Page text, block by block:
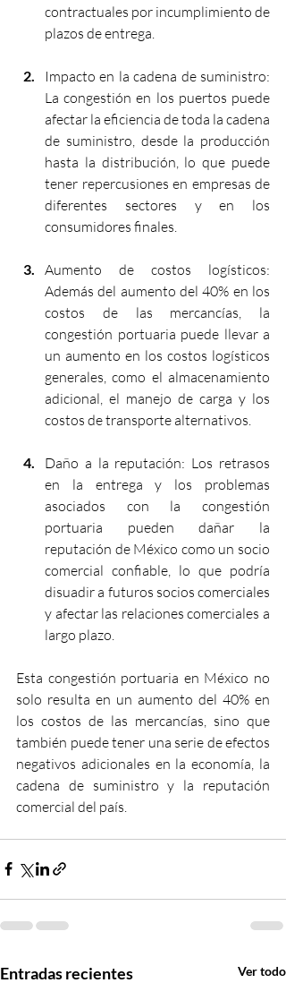
contractuales por incumplimiento de
plazos de entrega.
Impacto en la cadena de suministro:
La congestión en los puertos puede
afectar la eficiencia de toda la cadena
de suministro, desde la producción
hasta la distribución, lo que puede
tener repercusiones en empresas de
diferentes sectores y en los
consumidores finales.
Aumento de costos logísticos:
Además del aumento del 40% en los
costos de las mercancías, la
congestión portuaria puede llevar a
un aumento en los costos logísticos
generales, como el almacenamiento
adicional, el manejo de carga y los
costos de transporte alternativos.
Daño a la reputación: Los retrasos
en la entrega y los problemas
asociados con la congestión
portuaria pueden dañar la
reputación de México como un socio
comercial confiable, lo que podría
disuadir a futuros socios comerciales
y afectar las relaciones comerciales a
largo plazo.
Esta congestión portuaria en México no
solo resulta en un aumento del 40% en
los costos de las mercancías, sino que
también puede tener una serie de efectos
negativos adicionales en la economía, la
cadena de suministro y la reputación
comercial del país.
Entradas recientes Ver todo